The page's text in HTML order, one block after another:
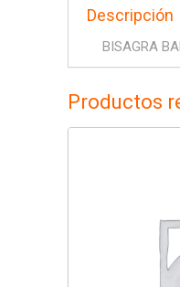
Descripción
BISAGRA
Productos